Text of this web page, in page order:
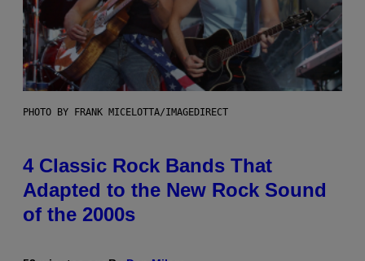
PHOTO BY FRANK MICELOTTA/IMAGEDIRECT
4 Classic Rock Bands That
Adapted to the New Rock Sound
of the 2000s